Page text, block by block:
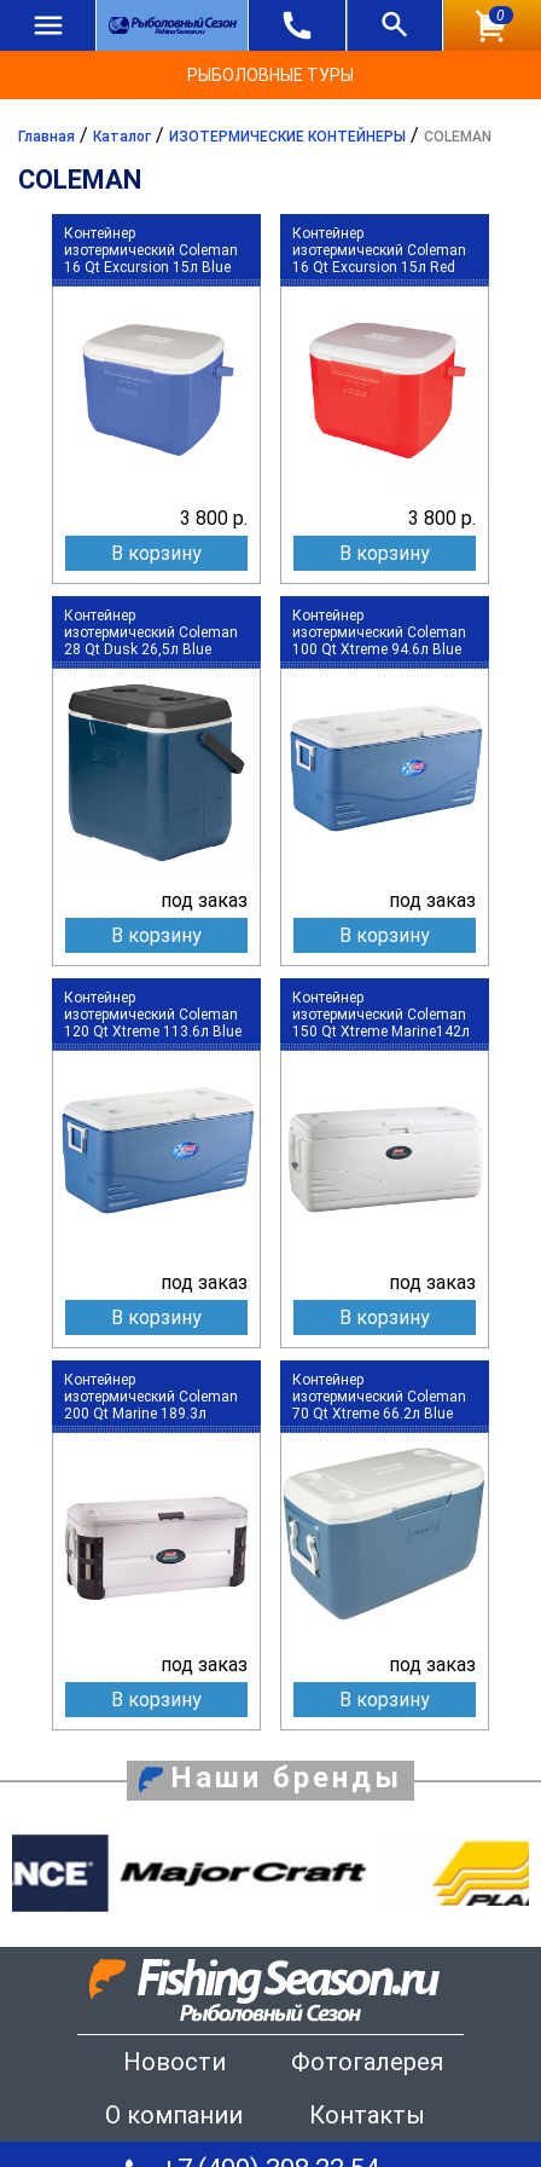
0
РЫБОЛОВНЫЕ ТУРЫ
Главная / Каталог / ИЗОТЕРМИЧЕСКИЕ КОНТЕЙНЕРЫ / COLEMAN
COLEMAN
Контейнер
изотермический Coleman
16 Qt Excursion 15л Blue
3 800 р.
В корзину
Контейнер
изотермический Coleman
16 Qt Excursion 15л Red
3 800 р.
В корзину
Контейнер
изотермический Coleman
28 Qt Dusk 26,5л Blue
под заказ
В корзину
Контейнер
изотермический Coleman
100 Qt Xtreme 94.6л Blue
под заказ
В корзину
Контейнер
изотермический Coleman
120 Qt Xtreme 113.6л Blue
под заказ
В корзину
Контейнер
изотермический Coleman
150 Qt Xtreme Marine142л
под заказ
В корзину
Контейнер
изотермический Coleman
200 Qt Marine 189.3л
под заказ
В корзину
Контейнер
изотермический Coleman
70 Qt Xtreme 66.2л Blue
под заказ
В корзину
Наши бренды
Новости
Фотогалерея
О компании
Контакты